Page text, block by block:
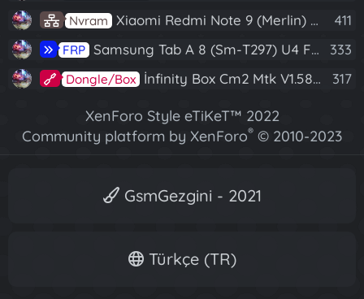
Nvram Xiaomi Redmi Note 9 (Merlin) Nvram Yedeği Fix Nv By Dft Pro 411
FRP Samsung Tab A 8 (Sm-T297) U4 Frp Reset 333
Dongle/Box İnfinity Box Cm2 Mtk V1.58 Full Kurulum+Crack 317
XenForo Style eTiKeT™ 2022
Community platform by XenForo® © 2010-2023
GsmGezgini - 2021
Türkçe (TR)